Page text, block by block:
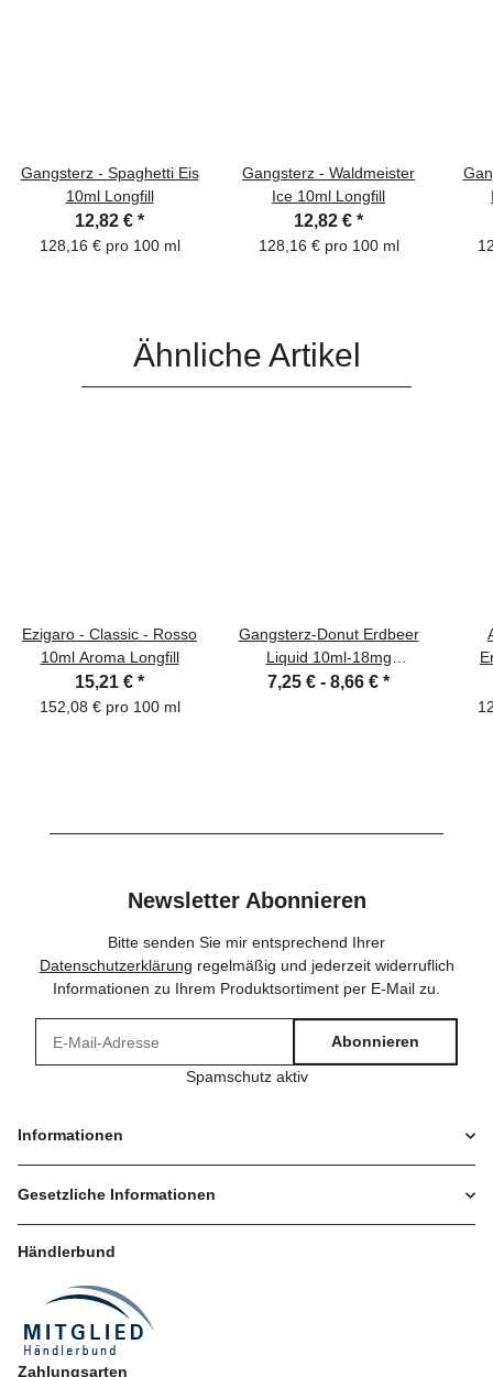
Gangsterz - Spaghetti Eis
10ml Longfill
12,82 € *
128,16 € pro 100 ml
Gangsterz - Waldmeister
Ice 10ml Longfill
12,82 € *
128,16 € pro 100 ml
Ähnliche Artikel
Ezigaro - Classic - Rosso
10ml Aroma Longfill
15,21 € *
152,08 € pro 100 ml
Gangsterz-Donut Erdbeer
Liquid 10ml-18mg
Nikotinsalz
7,25 € - 8,66 € *
Newsletter Abonnieren
Bitte senden Sie mir entsprechend Ihrer
Datenschutzerklärung regelmäßig und jederzeit widerruflich
Informationen zu Ihrem Produktsortiment per E-Mail zu.
Abonnieren
Spamschutz aktiv
Informationen
Gesetzliche Informationen
Händlerbund
Zahlungsarten